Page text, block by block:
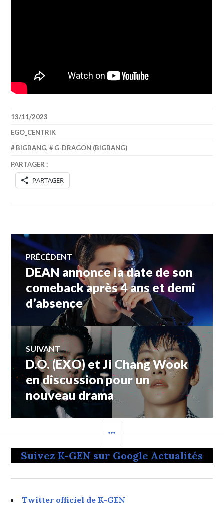
13/11/2023
EGO_CENTRIK
BIGBANG, G-DRAGON (BIGBANG)
PARTAGER :
PARTAGER
Navigation
de
l’article
PRÉCÉDENT
Article
précédent :
DEAN annonce la date de son
comeback après 4 ans et demi
d’absence
SUIVANT
Article
Suivant:
D.O. (EXO) et Ji Chang Wook
en discussion pour un
nouveau drama
LATÉRALE
Suivez K-GEN sur Google Actualités
Twitter officiel de K-GEN